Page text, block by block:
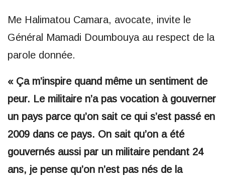
Me Halimatou Camara, avocate, invite le
Général Mamadi Doumbouya au respect de la
parole donnée.
« Ça m’inspire quand même un sentiment de
peur. Le militaire n’a pas vocation à gouverner
un pays parce qu’on sait ce qui s’est passé en
2009 dans ce pays. On sait qu’on a été
gouvernés aussi par un militaire pendant 24
ans, je pense qu’on n’est pas nés de la